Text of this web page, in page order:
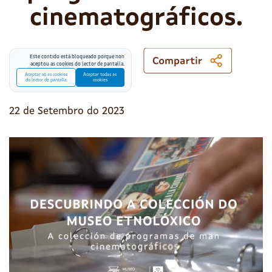
cinematográficos.
Este contido está bloqueado porque non
aceptou as cookies do lector de pantalla.
Aceptar só as cookies
do lector de pantalla
Aceptar todas as
cookies
22 de Setembro do 2023